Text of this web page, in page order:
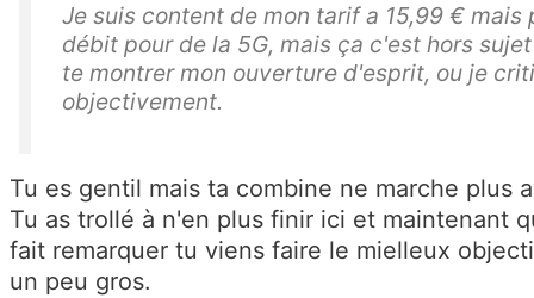
Je suis content de mon tarif a 15,99 € mais
débit pour de la 5G, mais ça c'est hors
te montrer mon ouverture d'esprit, ou je
objectivement.
Tu es gentil mais ta combine ne marche plus
Tu as trollé à n'en plus finir ici et maintenant
fait remarquer tu viens faire le mielleux
un peu gros.